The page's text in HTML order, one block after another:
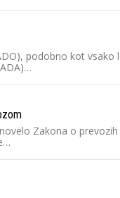
podobno kot
Zakona o